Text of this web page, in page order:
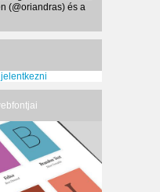
(@oriandras) és a
jelentkezni